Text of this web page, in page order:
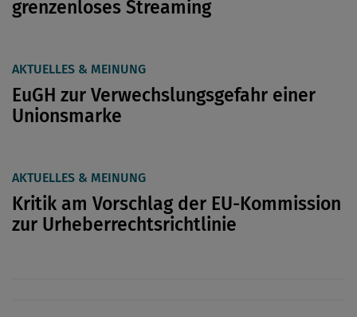
grenzenloses Streaming
AKTUELLES & MEINUNG
EuGH zur Verwechslungsgefahr einer
Unionsmarke
AKTUELLES & MEINUNG
Kritik am Vorschlag der EU-Kommission
zur Urheberrechtsrichtlinie